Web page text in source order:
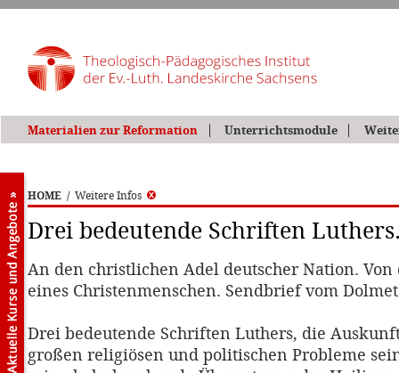
Materialien zur Reformation Unterrichtsmodule
HOME / Weitere Infos
Drei bedeutende Schriften
An den christlichen Adel deutscher Nation.
eines Christenmenschen. Sendbrief vom
Drei bedeutende Schriften Luthers, die
großen religiösen und politischen Probleme